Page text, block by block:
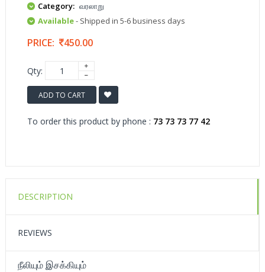
Category: வரலாறு
Available- Shipped in 5-6 business days
PRICE: 450.00
Qty:
ADD TO CART
To order this product by phone : 73 73 73 77 42
DESCRIPTION
REVIEWS
நீலியும் இசக்கியும்